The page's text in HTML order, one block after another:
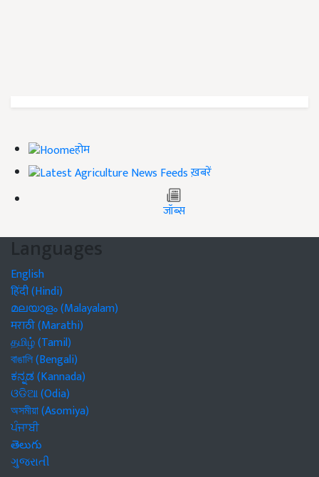
होम
ख़बरें
जॉब्स
Languages
English
हिंदी (Hindi)
മലയാളം (Malayalam)
मराठी (Marathi)
தமிழ் (Tamil)
বাঙালি (Bengali)
ಕನ್ನಡ (Kannada)
ଓଡିଆ (Odia)
অসমীয়া (Asomiya)
ਪੰਜਾਬੀ
తెలుగు
ગુજરાતી